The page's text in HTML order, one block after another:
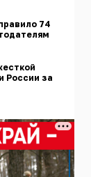
74
России за